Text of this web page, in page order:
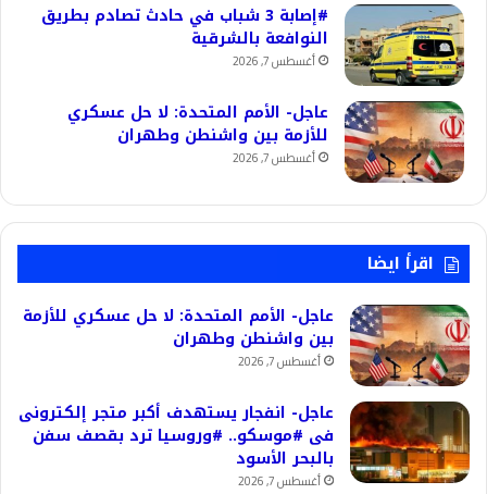
#إصابة 3 شباب في حادث تصادم بطريق
النوافعة بالشرقية
أغسطس 7, 2026
عاجل- الأمم المتحدة: لا حل عسكري
للأزمة بين واشنطن وطهران
أغسطس 7, 2026
اقرأ ايضا
عاجل- الأمم المتحدة: لا حل عسكري للأزمة
بين واشنطن وطهران
أغسطس 7, 2026
عاجل- انفجار يستهدف أكبر متجر إلكترونى
فى #موسكو.. #وروسيا ترد بقصف سفن
بالبحر الأسود
أغسطس 7, 2026